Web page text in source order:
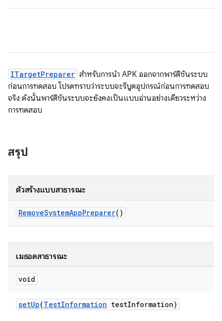
ITargetPreparer สำหรับการนำ APK ออกจากพาร์ติชันระบบ
ก่อนการทดสอบ โปรดทราบว่าระบบจะรีบูตอุปกรณ์ก่อนการทดสอบ
จริง ดังนั้นพาร์ติชันระบบจะยังคงเป็นแบบอ่านอย่างเดียวระหว่าง
การทดสอบ
สรุป
ตัวสร้างแบบสาธารณะ
RemoveSystemAppPreparer()
เมธอดสาธารณะ
void
setUp(TestInformation testInformation)